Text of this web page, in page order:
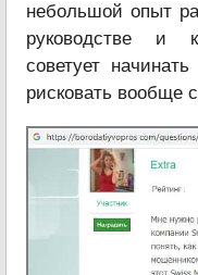
небольшой опыт
руководстве и
советует
рисковать вообще